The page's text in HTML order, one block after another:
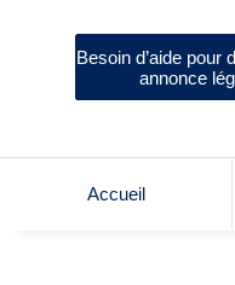
Besoin d’aide pour
annonce
Accueil